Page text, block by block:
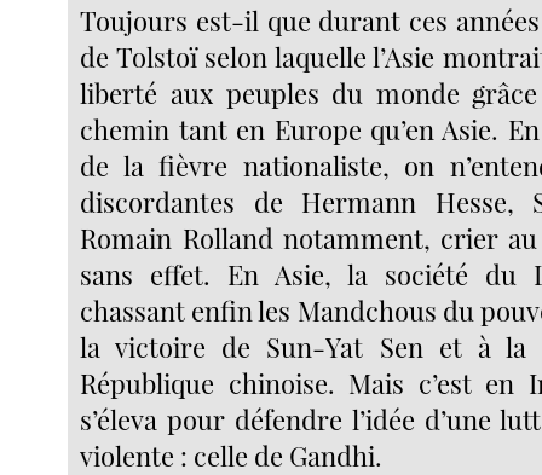
Toujours est-il que durant ces années
de Tolstoï selon laquelle l’Asie
liberté aux peuples du monde
chemin tant en Europe qu’en Asie.
de la fièvre nationaliste, on
discordantes de Hermann Hesse,
Romain Rolland notamment, crier
sans effet. En Asie, la société du
chassant enfin les Mandchous du
la victoire de Sun-Yat Sen et à la
République chinoise. Mais c’est en
s’éleva pour défendre l’idée d’une
violente : celle de Gandhi.